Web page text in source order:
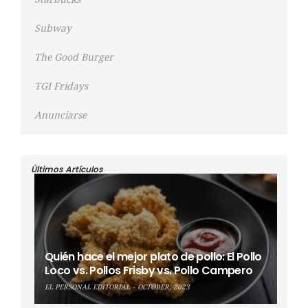
Subway
The Good Burger
TGI Fridays
Anunciarse
Últimos Artículos
Quién hace el mejor plato de pollo: El Pollo
Loco vs. Pollos Frisby vs. Pollo Campero
EL PERSONAL EDITORIAL OCTOBER, 2023